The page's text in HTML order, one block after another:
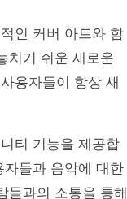
인 커버 아트와 함
치기 쉬운 새로운
용자들이 항상 새
티 기능을 제공합
들과 음악에 대한
들과의 소통을 통해